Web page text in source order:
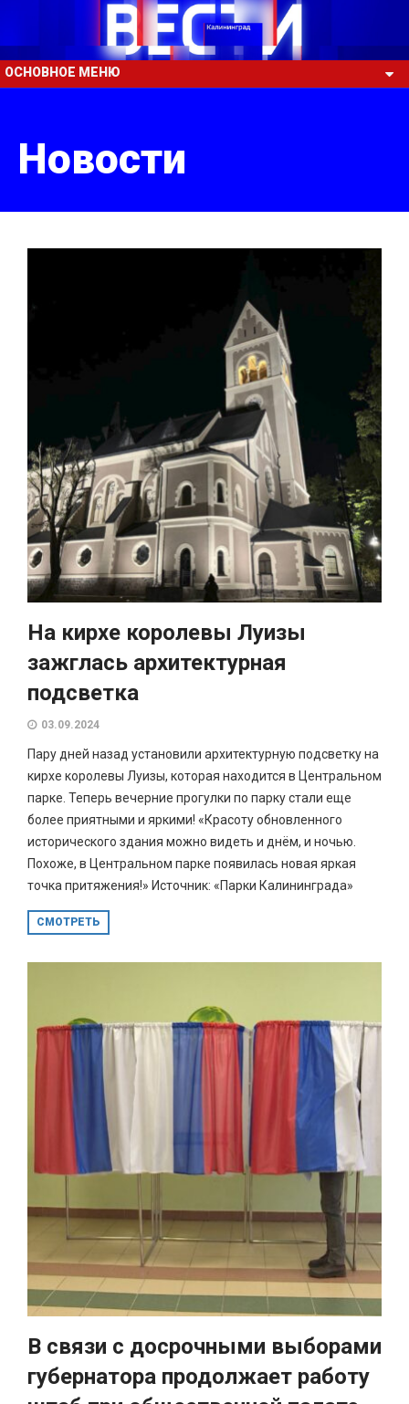
ОСНОВНОЕ МЕНЮ
Новости
На кирхе королевы Луизы
зажглась архитектурная
подсветка
03.09.2024
Пару дней назад установили архитектурную подсветку на
кирхе королевы Луизы, которая находится в Центральном
парке. Теперь вечерние прогулки по парку стали еще
более приятными и яркими! «Красоту обновленного
исторического здания можно видеть и днём, и ночью.
Похоже, в Центральном парке появилась новая яркая
точка притяжения!» Источник: «Парки Калининграда»
СМОТРЕТЬ
В связи с досрочными выборами
губернатора продолжает работу